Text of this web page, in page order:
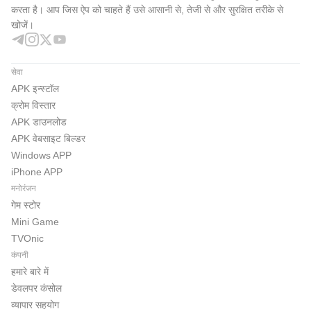
करता है। आप जिस ऐप को चाहते हैं उसे आसानी से, तेजी से और सुरक्षित तरीके से
खोजें।
सेवा
APK इन्स्टॉल
क्रोम विस्तार
APK डाउनलोड
APK वेबसाइट बिल्डर
Windows APP
iPhone APP
मनोरंजन
गेम स्टोर
Mini Game
TVOnic
कंपनी
हमारे बारे में
डेवलपर कंसोल
व्यापार सहयोग